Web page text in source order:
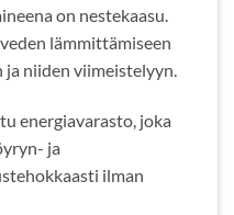
on nestekaasu.
lämmittämiseen
ja niiden viimeistelyyn.
energiavarasto, joka
ja
ilman